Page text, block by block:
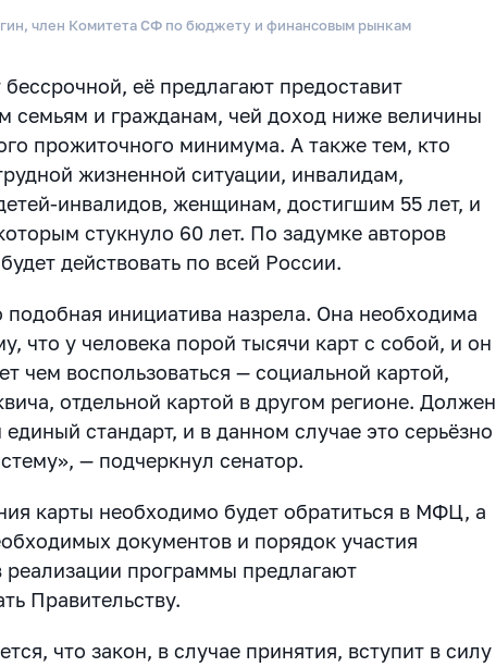
член Комитета СФ по бюджету и финансовым рынкам
бессрочной, её предлагают предоставит
семьям и гражданам, чей доход ниже величины
прожиточного минимума. А также тем, кто
жизненной ситуации, инвалидам,
инвалидов, женщинам, достигшим 55 лет, и
стукнуло 60 лет. По задумке авторов
действовать по всей России.
инициатива назрела. Она необходима
что у человека порой тысячи карт с собой, и он
чем воспользоваться — социальной картой,
отдельной картой в другом регионе. Должен
единый стандарт, и в данном случае это серьёзно
— подчеркнул сенатор.
карты необходимо будет обратиться в МФЦ, а
документов и порядок участия
реализации программы предлагают
Правительству.
что закон, в случае принятия, вступит в силу